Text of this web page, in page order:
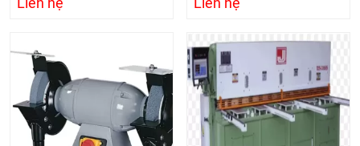
Liên hệ Liên hệ